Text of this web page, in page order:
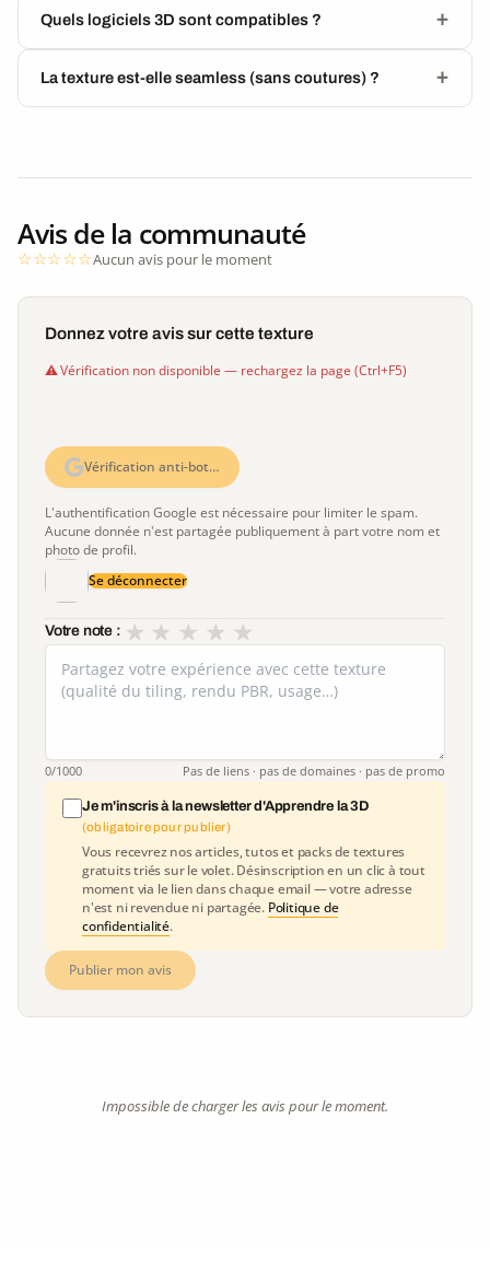
Quels logiciels 3D sont compatibles ?
La texture est-elle seamless (sans coutures) ?
Avis de la communauté
Aucun avis pour le moment
Donnez votre avis sur cette texture
Vérification non disponible — rechargez la page (Ctrl+F5)
Vérification anti-bot…
L'authentification Google est nécessaire pour limiter le spam.
Aucune donnée n'est partagée publiquement à part votre nom et
photo de profil.
Se déconnecter
Votre note : ★
★
★
★
★
0/1000 Pas de liens · pas de domaines · pas de promo
Je m'inscris à la newsletter d'Apprendre la 3D
(obligatoire pour publier)
Vous recevrez nos articles, tutos et packs de textures
gratuits triés sur le volet. Désinscription en un clic à tout
moment via le lien dans chaque email — votre adresse
n'est ni revendue ni partagée. Politique de
confidentialité.
Publier mon avis
Impossible de charger les avis pour le moment.